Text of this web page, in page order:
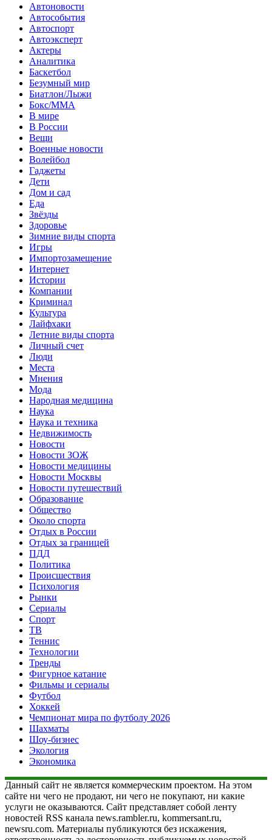
Автоновости
Автособытия
Автоспорт
Автоэксперт
Актеры
Аналитика
Баскетбол
Безумный мир
Биатлон/Лыжи
Бокс/MMA
В мире
В России
Вещи
Военные новости
Волейбол
Гаджеты
Дети
Дом и сад
Еда
Звёзды
Здоровье
Зимние виды спорта
Игры
Импортозамещение
Интернет
Истории
Компании
Криминал
Культура
Лайфхаки
Летние виды спорта
Личный счет
Люди
Места
Мнения
Мода
Народная медицина
Наука
Наука и техника
Недвижимость
Новости
Новости ЗОЖ
Новости медицины
Новости Москвы
Новости путешествий
Образование
Общество
Около спорта
Отдых в России
Отдых за границей
ПДД
Политика
Происшествия
Психология
Рынки
Сериалы
Спорт
ТВ
Теннис
Технологии
Тренды
Фигурное катание
Фильмы и сериалы
Футбол
Хоккей
Чемпионат мира по футболу 2026
Шахматы
Шоу-бизнес
Экология
Экономика
Данный сайт не является коммерческим проектом. На этом
сайте ни чего не продают, ни чего не покупают, ни какие
услуги не оказываются. Сайт представляет собой ленту
новостей RSS канала news.rambler.ru, kommersant.ru,
newsru.com. Материалы публикуются без искажения,